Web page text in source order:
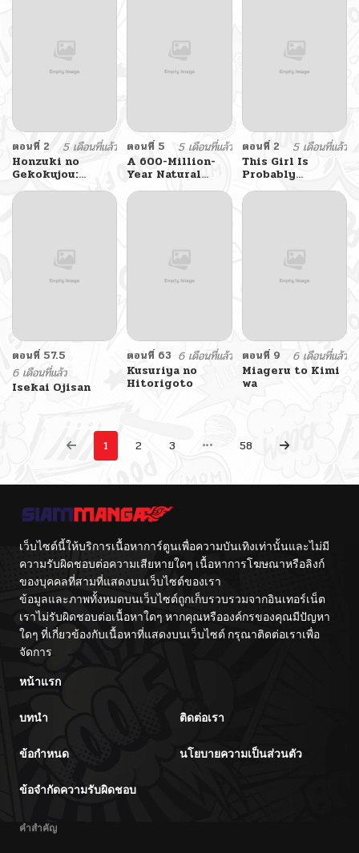
ตอนที่ 2
5 เดือนที่แล้ว
Honzuki no
Gekokujou:
Ferudinando no
Yakata’nite
ตอนที่ 5
5 เดือนที่แล้ว
A 600-Million-
Year Natural
History Journey
ตอนที่ 2
5 เดือนที่แล้ว
This Girl Is
Probably
Committing Tax
Evasion
ตอนที่ 57.5
6 เดือนที่แล้ว
Isekai Ojisan
ตอนที่ 63 6 เดือนที่แล้ว
Kusuriya no
Hitorigoto
ตอนที่ 9
6 เดือนที่แล้ว
Miageru to Kimi
wa
1 2 3 58
เว็บไซต์นี้ให้บริการเนื้อหาการ์ตูนเพื่อความบันเทิงเท่านั้นและไม่มี
ความรับผิดชอบต่อความเสียหายใดๆ เนื้อหาการโฆษณาหรือลิงก์
ของบุคคลที่สามที่แสดงบนเว็บไซต์ของเรา
ข้อมูลและภาพทั้งหมดบนเว็บไซต์ถูกเก็บรวบรวมจากอินเทอร์เน็ต
เราไม่รับผิดชอบต่อเนื้อหาใดๆ หากคุณหรือองค์กรของคุณมีปัญหา
ใดๆ ที่เกี่ยวข้องกับเนื้อหาที่แสดงบนเว็บไซต์ กรุณาติดต่อเราเพื่อ
จัดการ
หน้าแรก
บทนำ ติดต่อเรา
ข้อกำหนด นโยบายความเป็นส่วนตัว
ข้อจำกัดความรับผิดชอบ
คำสำคัญ